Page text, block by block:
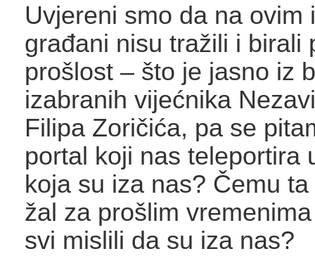
Uvjereni smo da na ovim
građani nisu tražili i birali
prošlost – što je jasno iz
izabranih vijećnika
Filipa Zoričića, pa se
portal koji nas teleportira
koja su iza nas? Čemu
žal za prošlim
svi mislili da su iza nas?